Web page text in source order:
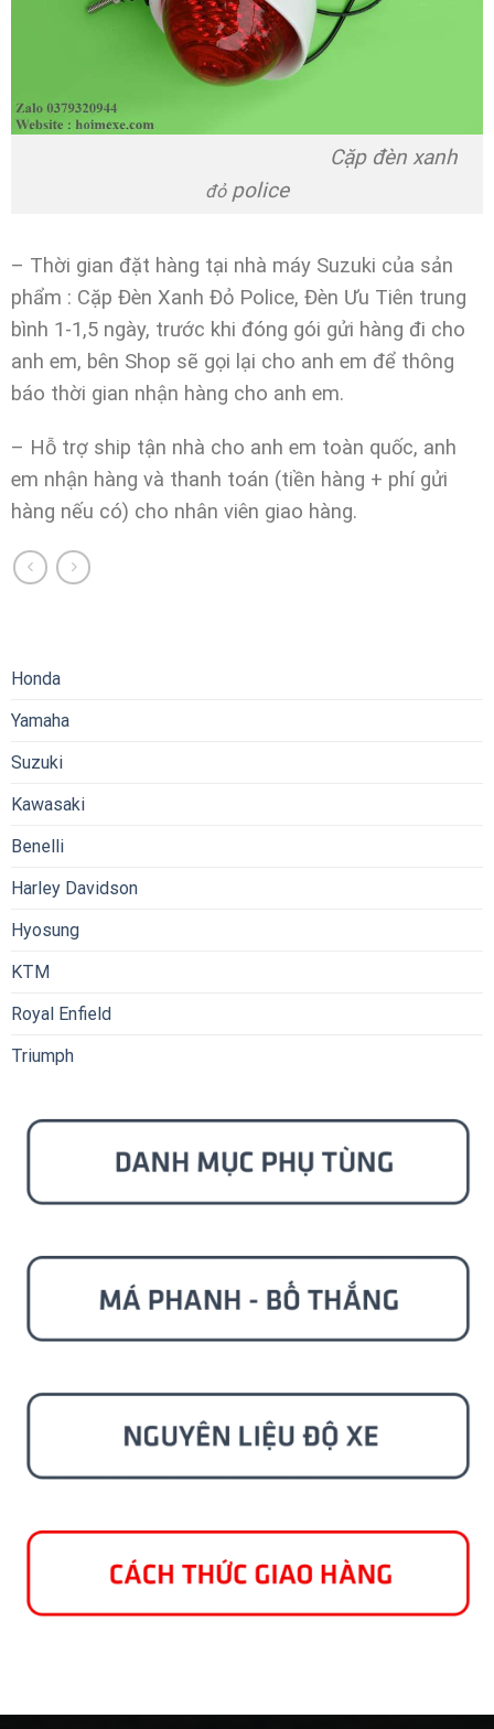
Cặp đèn xanh
đỏpolice
– Thời gian đặt hàng tại nhà máy Suzuki của sản
phẩm : Cặp Đèn Xanh Đỏ Police, Đèn Ưu Tiên trung
bình 1-1,5 ngày, trước khi đóng gói gửi hàng đi cho
anh em, bên Shop sẽ gọi lại cho anh em để thông
báo thời gian nhận hàng cho anh em.
– Hỗ trợ ship tận nhà cho anh em toàn quốc, anh
em nhận hàng và thanh toán (tiền hàng + phí gửi
hàng nếu có) cho nhân viên giao hàng.
Honda
Yamaha
Suzuki
Kawasaki
Benelli
Harley Davidson
Hyosung
KTM
Royal Enfield
Triumph